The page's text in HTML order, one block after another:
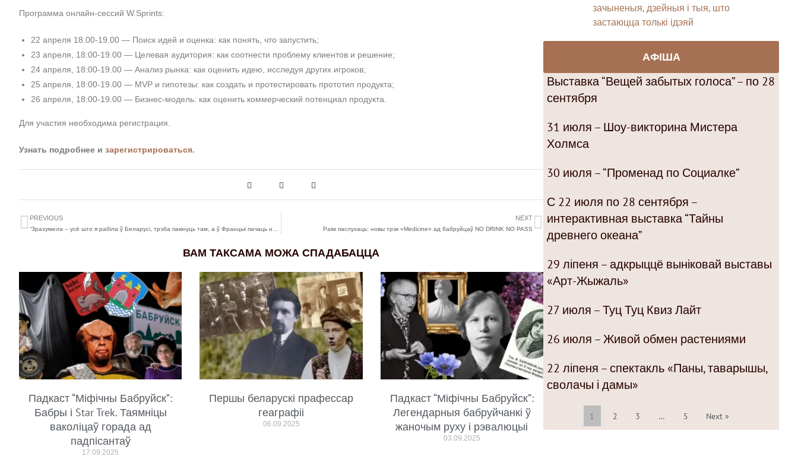
Программа онлайн-сессий W.Sprints:
22 апреля 18.00-19.00 — Поиск идей и оценка: как понять, что запустить;
23 апреля, 18:00-19.00 — Целевая аудитория: как соотнести проблему клиентов и решение;
24 апреля, 18:00-19.00 — Анализ рынка: как оценить идею, исследуя других игроков;
25 апреля, 18:00-19.00 — MVP и гипотезы: как создать и протестировать прототип продукта;
26 апреля, 18:00-19.00 — Бизнес-модель: как оценить коммерческий потенциал продукта.
Для участия необходима регистрация.
Узнать подробнее и зарегистрироваться.
PREVIOUS NEXT
Раім паслухаць: новы трэк «Medicine» ад бабруйцаў NO DRINK NO PASS
ВАМ ТАКСАМА МОЖА СПАДАБАЦЦА
Падкаст “Міфічны Бабруйск”:
Бабры і Star Trek. Таямніцы
ваколіцаў горада ад
падпісантаў
17.09.2025
Першы беларускі прафессар
геаграфіі
06.09.2025
Падкаст “Міфічны Бабруйск”:
Легендарныя бабруйчанкі ў
жаночым руху і рэвалюцыі
03.09.2025
зачыненыя, дзейныя і тыя, што
застаюцца толькі ідэяй
АФІША
Выставка “Вещей забытых голоса” – по 28
сентября
31 июля – Шоу-викторина Мистера
Холмса
30 июля – “Променад по Социалке”
С 22 июля по 28 сентября –
интерактивная выставка “Тайны
древнего океана”
29 ліпеня – адкрыццё выніковай выставы
«Арт-Жыжаль»
27 июля – Туц Туц Квиз Лайт
26 июля – Живой обмен растениями
22 ліпеня – спектакль «Паны, таварышы,
сволачы і дамы»
1 2 3 … 5 Next »